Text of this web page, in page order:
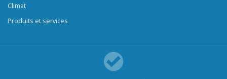
Climat
Produits et services